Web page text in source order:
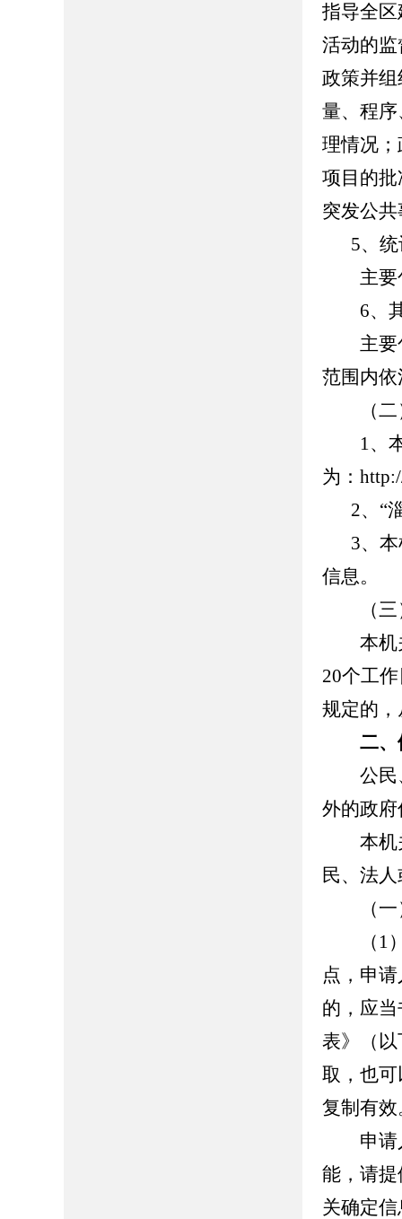
指导全
活动的
政策并
量、程
理情况
项目的
突发公
5、
主要包
6、
主要包
范围内
（二
1、本
为：
2、“
3、
信息
（三
本机关
20个工
规定的
二
公民、
外的政
本机关
民、法
（一
（1）
点，申
的，应
表》（
取，也
复制有效
申请人
能，请
关确定